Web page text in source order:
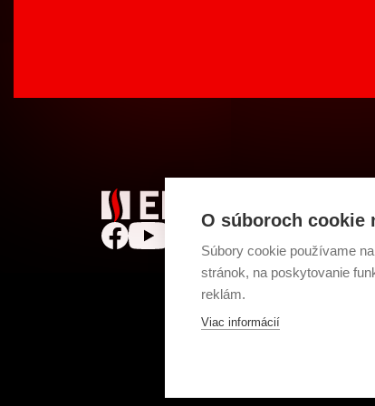
O súboroch cookie
Súbory cookie používame
stránok, na poskytovanie
reklám.
Viac informácií